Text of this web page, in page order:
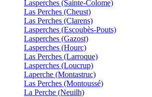
Lasperches (Sainte-Colome)
Las Perches (Cheust)
Las Perches (Clarens)
Lasperches (Escoubès-Pouts)
Lasperches (Gazost)
Lasperches (Hourc)
Las Perches (Larroque)
Lasperches (Loucrup)
Laperche (Montastruc)
Las Perches (Montoussé)
La Perche (Neuilh)